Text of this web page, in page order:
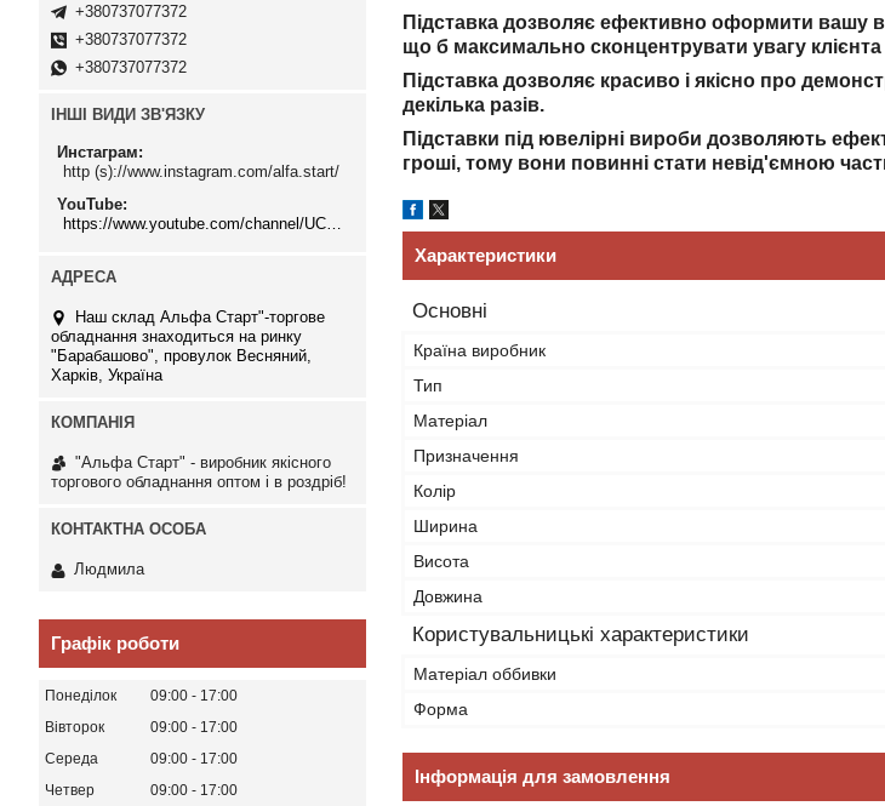
Підставка дозволяє ефективно оформити вашу
що б максимально сконцентрувати увагу клієнта
Підставка дозволяє красиво і якісно про
декілька разів.
Підставки під ювелірні вироби дозволяють
гроші, тому вони повинні стати невід'ємною
Характеристики
Основні
Країна виробник
Тип
Матеріал
Призначення
Колір
Ширина
Висота
Довжина
Користувальницькі характеристики
Матеріал оббивки
Форма
Інформація для замовлення
+380737077372
+380737077372
+380737077372
ІНШІ ВИДИ ЗВ'ЯЗКУ
Инстаграм
http (s)://www.instagram.com/alfa.start/
YouTube
Наш склад Альфа Старт"-торгове
обладнання знаходиться на ринку
"Барабашово", провулок Весняний,
Харків, Україна
"Альфа Старт" - виробник якісного
торгового обладнання оптом і в роздріб!
Людмила
Графік роботи
Понеділок 09:00
17:00
Вівторок
09:00
17:00
Середа
09:00
17:00
Четвер
09:00
17:00